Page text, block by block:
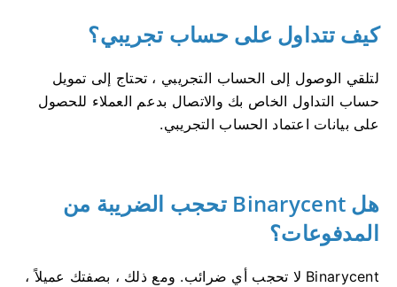
كيف تتداول على حساب تجريبي؟
لتلقي الوصول إلى الحساب التجريبي ، تحتاج إلى تمويل
حساب التداول الخاص بك والاتصال بدعم العملاء للحصول
على بيانات اعتماد الحساب التجريبي.
هل Binarycent تحجب الضريبة من
المدفوعات؟
Binarycent لا تحجب أي ضرائب.
ومع ذلك ، بصفتك عميلاً ،